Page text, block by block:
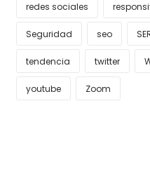
redes sociales
Seguridad seo
tendencia twitter
youtube Zoom